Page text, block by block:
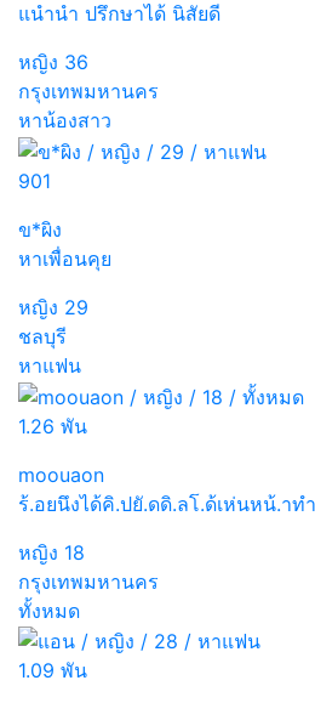
แนำนำ ปรึกษาได้ นิสัยดี
หญิง 36
กรุงเทพมหานคร
หาน้องสาว
901
ข*ผิง
หาเพื่อนคุย
หญิง 29
ชลบุรี
หาแฟน
1.26 พัน
moouaon
ร้.อยนึงได้คิ.ปยั.ดดิ.ลโ.ด้เห่นหน้.าท
หญิง 18
กรุงเทพมหานคร
ทั้งหมด
1.09 พัน